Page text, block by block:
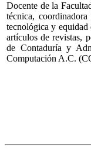
Docente de la
técnica,
tecnológica y
artículos de revistas,
de Contaduría y
Computación A.C.